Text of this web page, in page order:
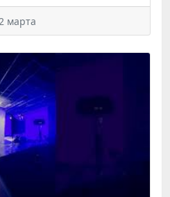
марта